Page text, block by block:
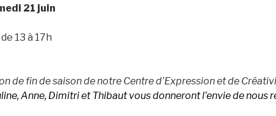
21 juin
13 à 17h
de fin de saison de notre Centre d’Expression et de
Anne, Dimitri et Thibaut vous donneront l’envie de nous